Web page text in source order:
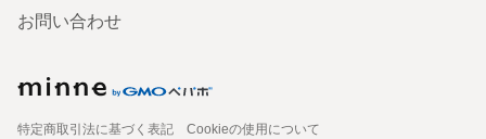
お問い合わせ
特定商取引法に基づく表記
Cookieの使用について